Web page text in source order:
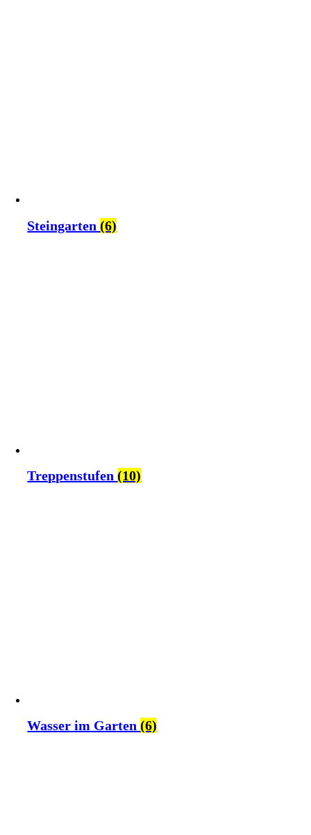
Steingarten(6)
Treppenstufen(10)
Wasser im Garten(6)